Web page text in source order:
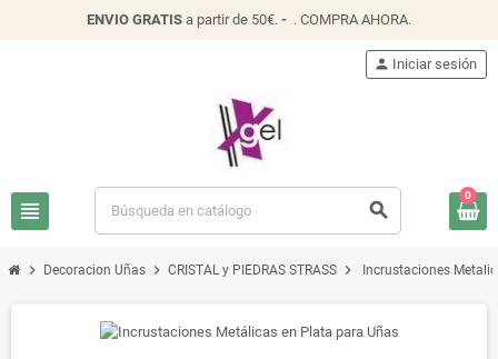
ENVIO GRATIS a partir de 50€. - . COMPRA AHORA.
view_headline search
person Iniciar sesión
0
chevron_right Decoracion Uñas chevron_right CRISTAL y PIEDRAS STRASS chevron_right Incrustaciones